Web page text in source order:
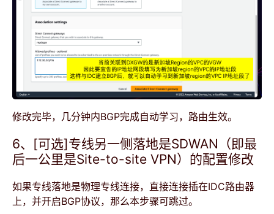
修改完毕，几分钟内BGP完成自动学习，路由生效。
6、[可选]专线另一侧落地是SDWAN（即最
后一公里是Site-to-site VPN）的配置修改
如果专线落地是物理专线连接，直接连接插在IDC路由器
上，并开启BGP协议，那么本步骤可跳过。